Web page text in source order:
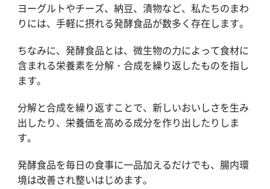
ヨーグルトやチーズ、納豆、漬物など、私たちのまわ
りには、手軽に摂れる発酵食品が数多く存在します。
ちなみに、発酵食品とは、微生物の力によって食材に
含まれる栄養素を分解・合成を繰り返したものを指し
ます。
分解と合成を繰り返すことで、新しいおいしさを生み
出したり、栄養価を高める成分を作り出したりしま
す。
発酵食品を毎日の食事に一品加えるだけでも、腸内環
境は改善され整いはじめます。